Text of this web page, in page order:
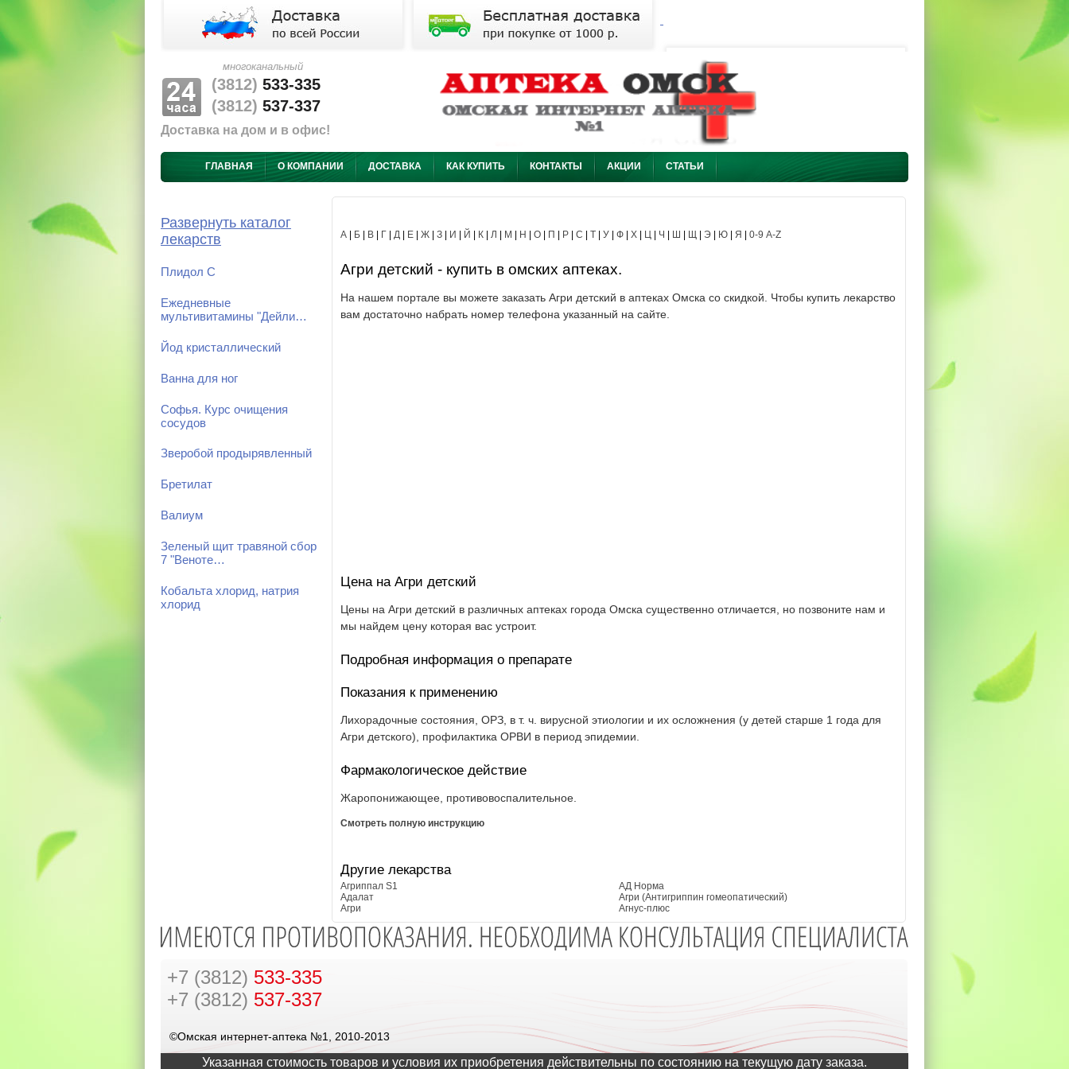
многоканальный
(3812) 533-335
(3812) 537-337
Доставка на дом и в офис!
ГЛАВНАЯ О КОМПАНИИ ДОСТАВКА КАК КУПИТЬ КОНТАКТЫ АКЦИИ СТАТЬИ
Развернуть каталог
лекарств
Плидол С
Ежедневные
мультивитамины "Дейли…
Йод кристаллический
Ванна для ног
Софья. Курс очищения
сосудов
Зверобой продырявленный
Бретилат
Валиум
Зеленый щит травяной сбор
7 "Веноте…
Кобальта хлорид, натрия
хлорид
А Б В Г Д Е Ж З И Й К Л М Н О П Р С Т У Ф Х Ц Ч Ш Щ Э Ю Я 0-9 A-Z
Агри детский - купить в омских аптеках.
На нашем портале вы можете заказать Агри детский в аптеках Омска со скидкой. Чтобы купить лекарство
вам достаточно набрать номер телефона указанный на сайте.
Цена на Агри детский
Цены на Агри детский в различных аптеках города Омска существенно отличается, но позвоните нам и
мы найдем цену которая вас устроит.
Подробная информация о препарате
Показания к применению
Лихорадочные состояния, ОРЗ, в т. ч. вирусной этиологии и их осложнения (у детей старше 1 года для
Агри детского), профилактика ОРВИ в период эпидемии.
Фармакологическое действие
Жаропонижающее, противовоспалительное.
Смотреть полную инструкцию
Другие лекарства
Агриппал S1
АД Норма
Адалат
Агри (Антигриппин гомеопатический)
Агри
Агнус-плюс
+7 (3812) 533-335
+7 (3812) 537-337
©Омская интернет-аптека №1, 2010-2013
Указанная стоимость товаров и условия их приобретения действительны по состоянию на текущую дату заказа.